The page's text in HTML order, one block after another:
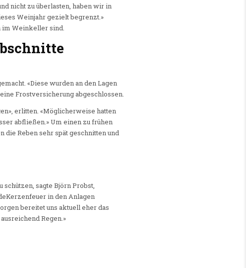
nicht zu überlasten, haben wir in
Weinjahr gezielt begrenzt.»
im Weinkeller sind.
«Diese wurden an den Lagen
Frostversicherung abgeschlossen.
erlitten. «Möglicherweise hatten
abfließen.» Um einen zu frühen
die Reben sehr spät geschnitten und
sagte Björn Probst,
in den Anlagen
bereitet uns aktuell eher das
Regen.»